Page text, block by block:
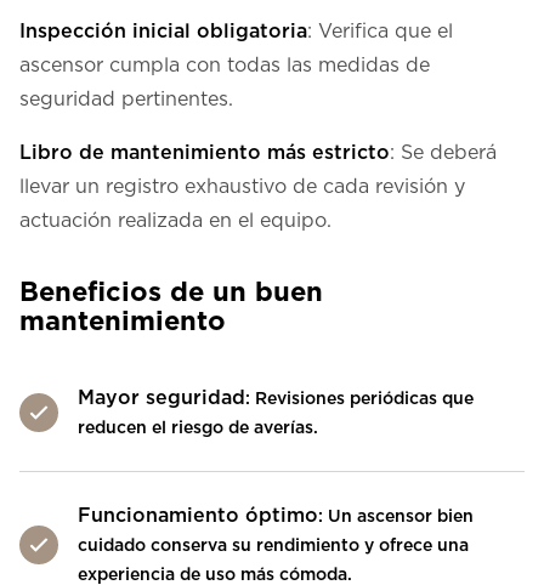
Inspección inicial obligatoria: Verifica que el
ascensor cumpla con todas las medidas de
seguridad pertinentes.
Libro de mantenimiento más estricto: Se deberá
llevar un registro exhaustivo de cada revisión y
actuación realizada en el equipo.
Beneficios de un buen
mantenimiento
Mayor seguridad: Revisiones periódicas que
reducen el riesgo de averías.
Funcionamiento óptimo: Un ascensor bien
cuidado conserva su rendimiento y ofrece una
experiencia de uso más cómoda.